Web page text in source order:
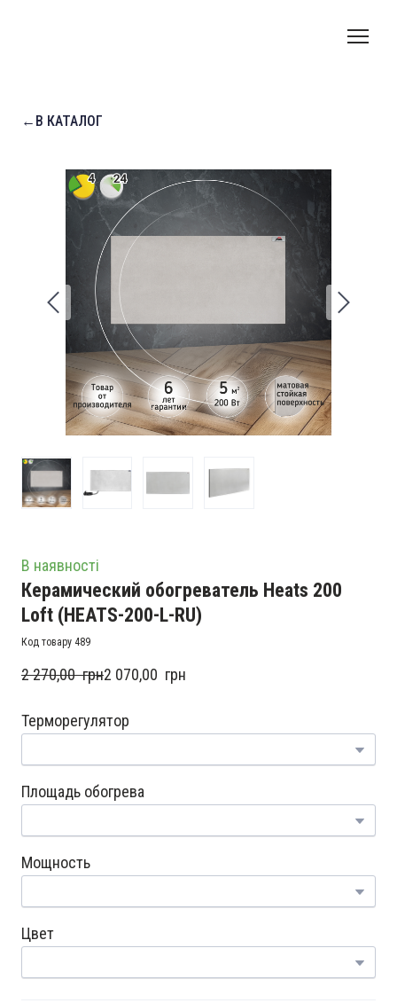
←В КАТАЛОГ
В наявності
Керамический обогреватель Heats 200
Loft (HEATS-200-L-RU)
Код товару 489
2 270,00  грн2 070,00  грн
Терморегулятор
Площадь обогрева
Мощность
Цвет